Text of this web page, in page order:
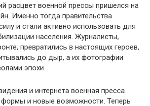
расцвет военной прессы пришелся на
Именно тогда правительства
и стали активно использовать для
населения. Журналисты,
превратились в настоящих героев,
до дыр, а их фотографии
эпохи.
и интернета военная пресса
и новые возможности. Теперь